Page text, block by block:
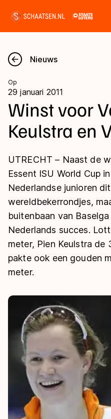
Nieuws
Kalender
Disciplines
Langebaan
Shorttrack
Inlineskaten
Kunstschaatsen
Schoonrijden
Natuurijs
Uitslagen
Langebaan
Shorttrack
Marathon
Inlineskaten
Kunstschaatsen
Tijden & historie
Ranglijsten Langebaan
Persoonlijke records &
Historie & statistiek
De weg op
Inschrijven wedstrijden
Algemene Nederlandse
Waar kan ik schaatsen en
Schaatsfans
Evenementen
Tickets
Livestreams
Word schaatsfan!
Winacties
Olympische
Olympische Spelen
Medaille overzicht
Medaillespiegel
Olympische uitslagen
Van Jong tot Goud verhalen
Nieuws
Op
29 januari 2011
Winst voor
Keulstra en
UTRECHT – Naast de
Essent ISU World Cup
Nederlandse junioren
wereldbekerrondjes,
buitenbaan van
Nederlands succes.
meter, Pien Keulstra de
pakte ook een gouden
meter.